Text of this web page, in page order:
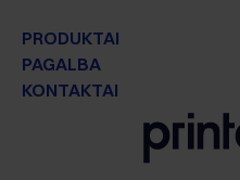
PRODUKTAI
PAGALBA
KONTAKTAI